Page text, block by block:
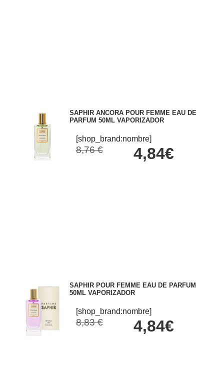
SAPHIR ANCORA POUR FEMME EAU DE
PARFUM 50ML VAPORIZADOR
[shop_brand:nombre]
8,76 € 4,84€
SAPHIR POUR FEMME EAU DE PARFUM
50ML VAPORIZADOR
[shop_brand:nombre]
8,83 € 4,84€